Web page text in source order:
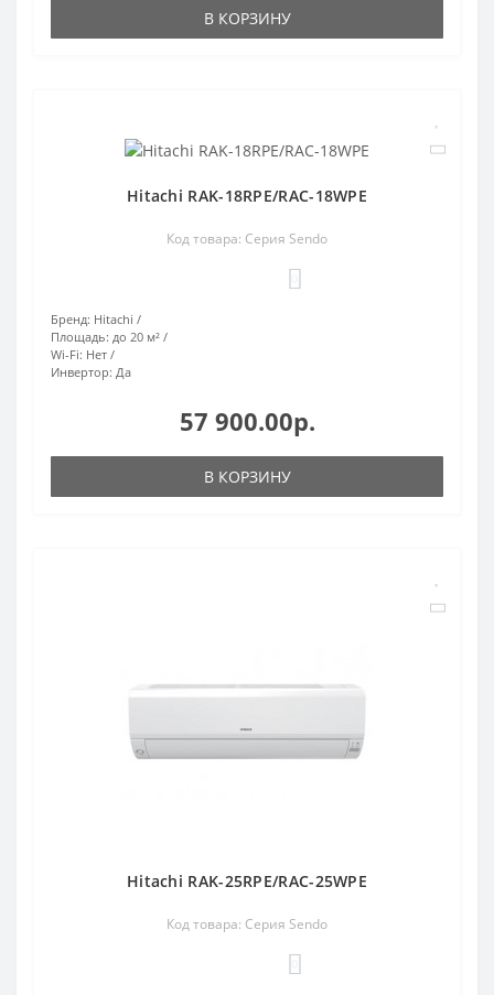
В КОРЗИНУ
Hitachi RAK-18RPE/RAC-18WPE
Код товара: Серия Sendo
Бренд: Hitachi
Площадь: до 20 м²
Wi-Fi: Нет
Инвертор: Да
57 900.00р.
В КОРЗИНУ
Hitachi RAK-25RPE/RAC-25WPE
Код товара: Серия Sendo